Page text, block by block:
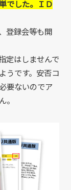
でした。ＩＤ
登録会等も開
定はしませんで
うです。安否コ
要ないのでア
。